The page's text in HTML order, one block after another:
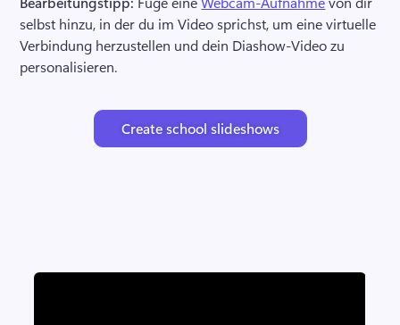
selbst hinzu, in der du im Video sprichst, um eine virtuelle
Verbindung herzustellen und dein Diashow-Video zu
personalisieren.
Create school slideshows